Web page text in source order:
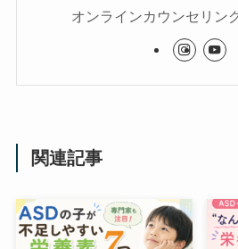
オンラインカウンセリン
関連記事